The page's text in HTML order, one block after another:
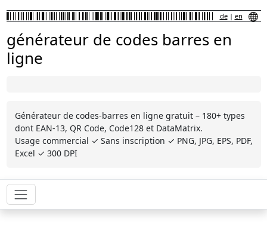
de| en
générateur de codes barres en
ligne
Générateur de codes-barres en ligne gratuit – 180+ types
dont EAN-13, QR Code, Code128 et DataMatrix.
Usage commercial ✓ Sans inscription ✓ PNG, JPG, EPS, PDF,
Excel ✓ 300 DPI